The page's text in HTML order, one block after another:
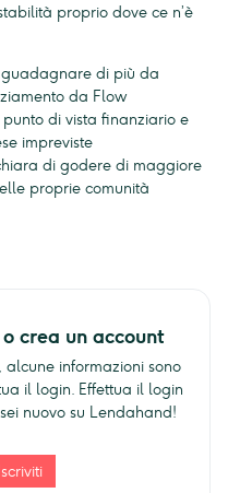
proprio dove ce n’è
di più da
da Flow
punto di vista finanziario e
impreviste
di godere di maggiore
proprie comunità
crea un account
alcune informazioni sono
il login. Effettua il login
nuovo su Lendahand!
Iscriviti